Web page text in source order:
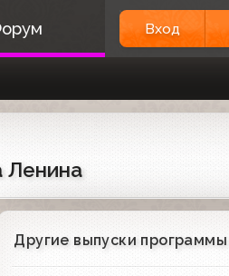
Вход
Ленина
Другие выпуски программы